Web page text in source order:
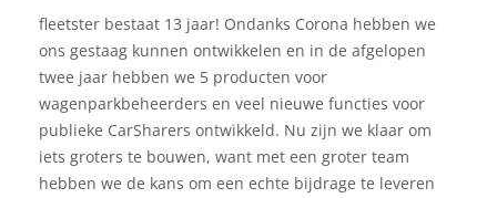
fleetster bestaat 13 jaar! Ondanks Corona hebben we
ons gestaag kunnen ontwikkelen en in de afgelopen
twee jaar hebben we 5 producten voor
wagenparkbeheerders en veel nieuwe functies voor
publieke CarSharers ontwikkeld. Nu zijn we klaar om
iets groters te bouwen, want met een groter team
hebben we de kans om een echte bijdrage te leveren